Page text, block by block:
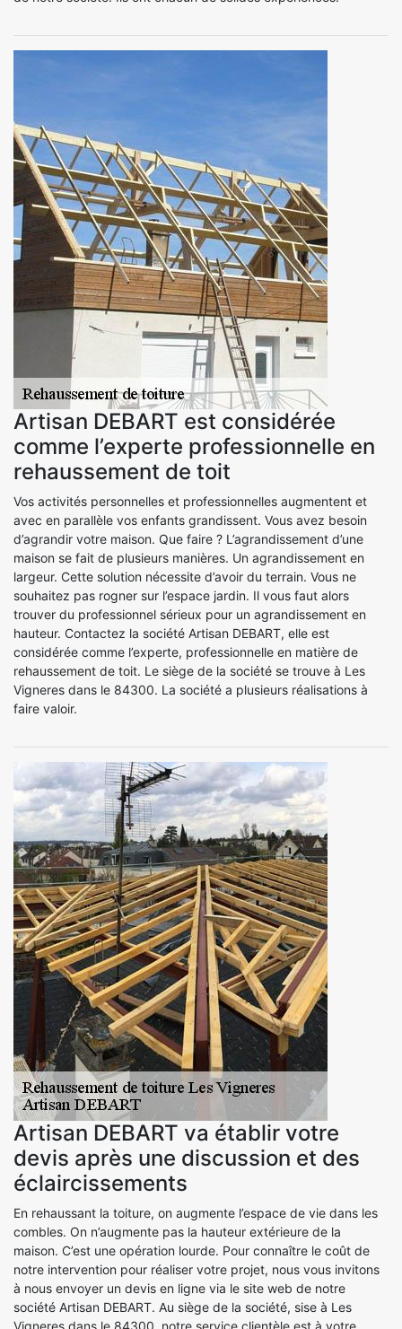
Artisan DEBART est considérée
comme l’experte professionnelle en
rehaussement de toit
Vos activités personnelles et professionnelles augmentent et
avec en parallèle vos enfants grandissent. Vous avez besoin
d’agrandir votre maison. Que faire ? L’agrandissement d’une
maison se fait de plusieurs manières. Un agrandissement en
largeur. Cette solution nécessite d’avoir du terrain. Vous ne
souhaitez pas rogner sur l’espace jardin. Il vous faut alors
trouver du professionnel sérieux pour un agrandissement en
hauteur. Contactez la société Artisan DEBART, elle est
considérée comme l’experte, professionnelle en matière de
rehaussement de toit. Le siège de la société se trouve à Les
Vigneres dans le 84300. La société a plusieurs réalisations à
faire valoir.
Artisan DEBART va établir votre
devis après une discussion et des
éclaircissements
En rehaussant la toiture, on augmente l’espace de vie dans les
combles. On n’augmente pas la hauteur extérieure de la
maison. C’est une opération lourde. Pour connaître le coût de
notre intervention pour réaliser votre projet, nous vous invitons
à nous envoyer un devis en ligne via le site web de notre
société Artisan DEBART. Au siège de la société, sise à Les
Vigneres dans le 84300, notre service clientèle est à votre